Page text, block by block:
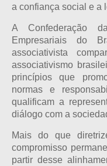
a confiança social e a
A Confederação
Empresariais do
associativista
associativismo
princípios que
normas e
qualificam a
diálogo com a
Mais do que
compromisso
partir desse